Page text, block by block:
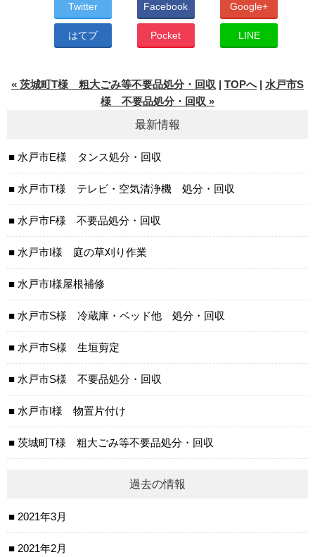
Twitter Facebook Google+
はてブ Pocket LINE
« 茨城町T様 粗大ごみ等不要品処分・回収 | TOPへ| 水戸市S
様 不要品処分・回収 »
最新情報
水戸市E様 タンス処分・回収
水戸市T様 テレビ・空気清浄機 処分・回収
水戸市F様 不要品処分・回収
水戸市I様 庭の草刈り作業
水戸市I様屋根補修
水戸市S様 冷蔵庫・ベッド他 処分・回収
水戸市S様 生垣剪定
水戸市S様 不要品処分・回収
水戸市I様 物置片付け
茨城町T様 粗大ごみ等不要品処分・回収
過去の情報
2021年3月
2021年2月